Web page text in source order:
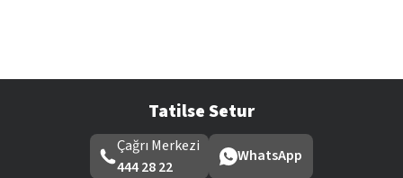
Tatilse Setur
Çağrı Merkezi
444 28 22
WhatsApp